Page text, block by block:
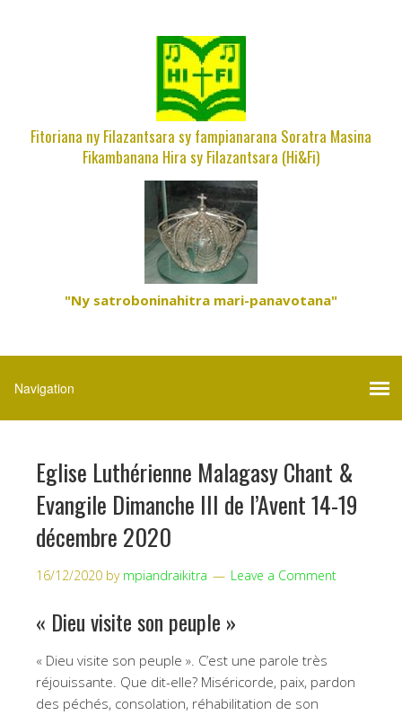
Fitoriana ny Filazantsara sy fampianarana Soratra Masina
Fikambanana Hira sy Filazantsara (Hi&Fi)
"Ny satroboninahitra mari-panavotana"
Eglise Luthérienne Malagasy Chant &
Evangile Dimanche III de l’Avent 14-19
décembre 2020
16/12/2020 by mpiandraikitra Leave a Comment
« Dieu visite son peuple »
« Dieu visite son peuple ». C’est une parole très
réjouissante. Que dit-elle? Miséricorde, paix, pardon
des péchés, consolation, réhabilitation de son